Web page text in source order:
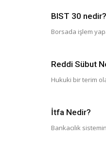
BIST 30 nedir?
Borsada işlem
Reddi Sübut
Hukuki bir terim
İtfa Nedir?
Bankacılık